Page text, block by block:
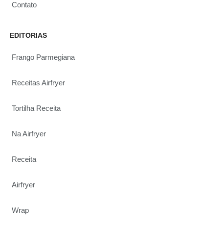
Contato
EDITORIAS
Frango Parmegiana
Receitas Airfryer
Tortilha Receita
Na Airfryer
Receita
Airfryer
Wrap